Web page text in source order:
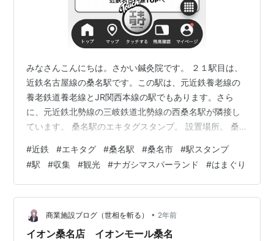
みなさんこんにちは。さかい鍼灸院です。 ２１駅目は、
近鉄名古屋線の桑名駅です。この駅は、元近鉄養老線の
養老鉄道養老線とJR関西本線の駅でもあります。さら
に、元近鉄北勢線の三岐鉄道北勢線の西桑名駅が隣接し
ています。 桑名駅のエキタグスタンプ。 設置場所。 桑
コースからの眺め。 構内唯一の飲食店、伊勢ノ国食堂し
ちり。 桑名は、はまぐりが有名です。 さかい鍼灸院公式
ホームページ！【2024-10-24移転リニューアル】 【公
式】奈良・大和高田/マッサージ・はり/さかい鍼灸院
#近鉄 #エキタグ #桑名駅 #桑名市 #駅スタンプ
#駅 #収集 #観光 #ナガシマスパーランド #はまぐり
商業施設ブログ（世相を斬る） • 2年前
イオン桑名店 イオンモール桑名